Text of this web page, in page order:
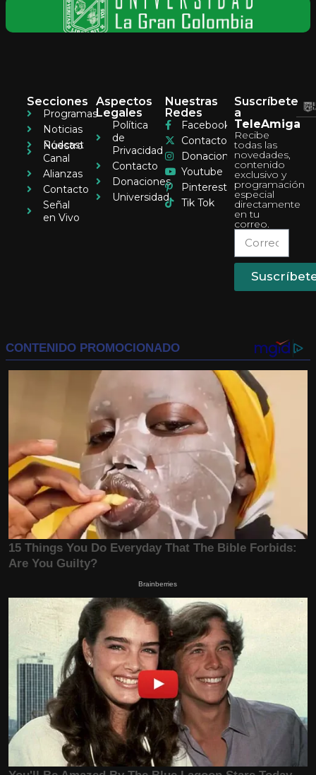
Secciones
Programas
Noticias
Pódcast
Nuestro
Canal
Alianzas
Contacto
Señal
en Vivo
Aspectos
Legales
Política
de
Privacidad
Contacto
Donaciones
Universidad
Nuestras
Redes
Facebook
Contacto
Donaciones
Youtube
Pinterest
Tik Tok
Suscríbete
a
TeleAmiga
Recibe
todas las
novedades,
contenido
exclusivo y
programación
especial
directamente
en tu
correo.